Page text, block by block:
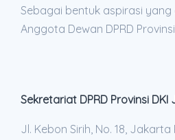
Sebagai bentuk aspirasi
Anggota Dewan DPRD
Sekretariat DPRD Provinsi
Jl. Kebon Sirih, No. 18, Jakarta